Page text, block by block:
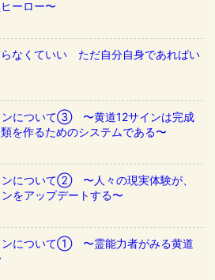
ーロー〜
なくていい ただ自分自身であればい
ンについて③ 〜黄道12サインは完成
を作るためのシステムである〜
ンについて② 〜人々の現実体験が、
をアップデートする〜
ンについて① 〜霊能力者がみる黄道